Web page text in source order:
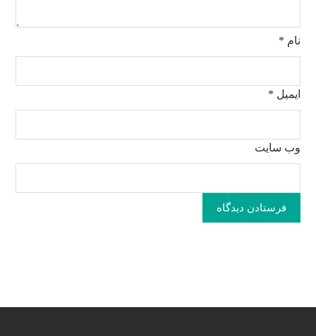
نام *
ایمیل *
وب‌ سایت
فرستادن دیدگاه